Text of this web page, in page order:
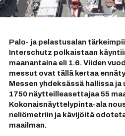
Palo- ja pelastusalan
Interschutz polkaistaan
maanantaina eli 1.6. Viiden
messut ovat tällä kertaa
Messen yhdeksässä hallissa
1750 näytteilleasettajaa 55
Kokonaisnäyttelypinta-ala
neliömetriin ja kävijöitä
maailman.